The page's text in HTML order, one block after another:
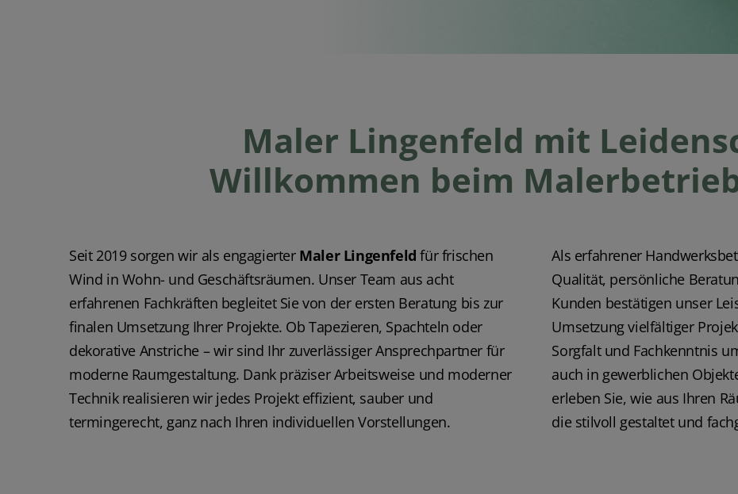
Maler Lingenfeld mit
Willkommen beim
Seit 2019 sorgen wir als engagierter Maler Lingenfeld für frischen
Wind in Wohn- und Geschäftsräumen. Unser Team aus acht
erfahrenen Fachkräften begleitet Sie von der ersten Beratung bis zur
finalen Umsetzung Ihrer Projekte. Ob Tapezieren, Spachteln oder
dekorative Anstriche – wir sind Ihr zuverlässiger Ansprechpartner für
moderne Raumgestaltung. Dank präziser Arbeitsweise und moderner
Technik realisieren wir jedes Projekt effizient, sauber und
termingerecht, ganz nach Ihren individuellen Vorstellungen.
Als erfahrener
Qualität, persönliche
Kunden bestätigen unser
Umsetzung vielfältiger
Sorgfalt und Fachkenntnis
auch in gewerblichen
erleben Sie, wie aus Ihren
die stilvoll gestaltet und